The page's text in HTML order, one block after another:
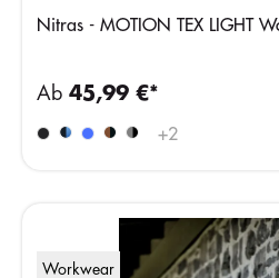
Nitras - MOTION TEX LIGHT
+2
Ab 45,99 €*
Workwear